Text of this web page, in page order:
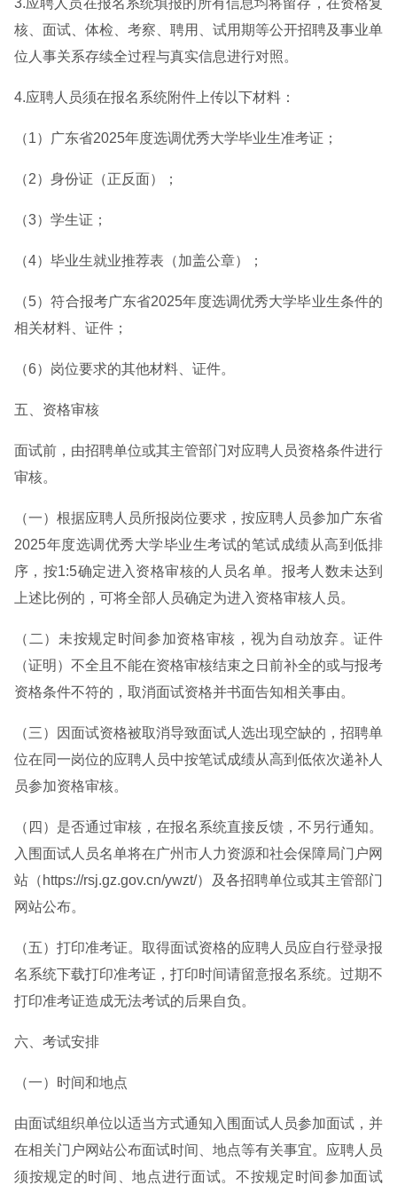
3.应聘人员在报名系统填报的所有信息均将留存，在资格复
核、面试、体检、考察、聘用、试用期等公开招聘及事业单
位人事关系存续全过程与真实信息进行对照。
4.应聘人员须在报名系统附件上传以下材料：
（1）广东省2025年度选调优秀大学毕业生准考证；
（2）身份证（正反面）；
（3）学生证；
（4）毕业生就业推荐表（加盖公章）；
（5）符合报考广东省2025年度选调优秀大学毕业生条件的
相关材料、证件；
（6）岗位要求的其他材料、证件。
五、资格审核
面试前，由招聘单位或其主管部门对应聘人员资格条件进行
审核。
（一）根据应聘人员所报岗位要求，按应聘人员参加广东省
2025年度选调优秀大学毕业生考试的笔试成绩从高到低排
序，按1:5确定进入资格审核的人员名单。报考人数未达到
上述比例的，可将全部人员确定为进入资格审核人员。
（二）未按规定时间参加资格审核，视为自动放弃。证件
（证明）不全且不能在资格审核结束之日前补全的或与报考
资格条件不符的，取消面试资格并书面告知相关事由。
（三）因面试资格被取消导致面试人选出现空缺的，招聘单
位在同一岗位的应聘人员中按笔试成绩从高到低依次递补人
员参加资格审核。
（四）是否通过审核，在报名系统直接反馈，不另行通知。
入围面试人员名单将在广州市人力资源和社会保障局门户网
站（https://rsj.gz.gov.cn/ywzt/）及各招聘单位或其主管部门
网站公布。
（五）打印准考证。取得面试资格的应聘人员应自行登录报
名系统下载打印准考证，打印时间请留意报名系统。过期不
打印准考证造成无法考试的后果自负。
六、考试安排
（一）时间和地点
由面试组织单位以适当方式通知入围面试人员参加面试，并
在相关门户网站公布面试时间、地点等有关事宜。应聘人员
须按规定的时间、地点进行面试。不按规定时间参加面试